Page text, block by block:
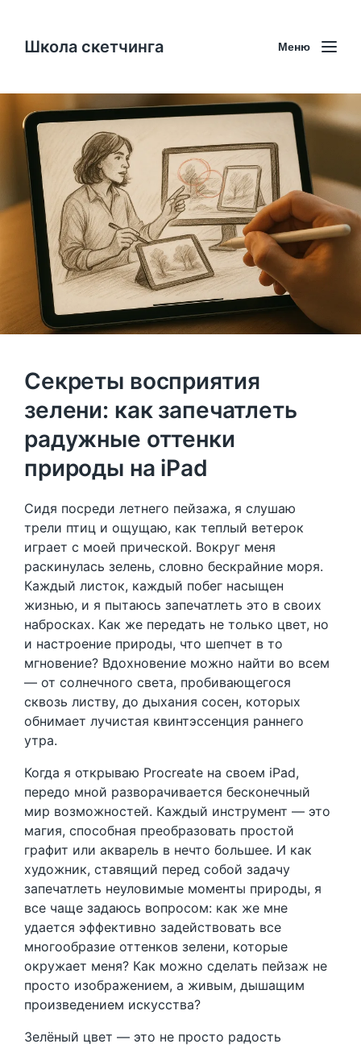
Школа скетчинга Меню
Секреты восприятия
зелени: как запечатлеть
радужные оттенки
природы на iPad
Сидя посреди летнего пейзажа, я слушаю
трели птиц и ощущаю, как теплый ветерок
играет с моей прической. Вокруг меня
раскинулась зелень, словно бескрайние моря.
Каждый листок, каждый побег насыщен
жизнью, и я пытаюсь запечатлеть это в своих
набросках. Как же передать не только цвет, но
и настроение природы, что шепчет в то
мгновение? Вдохновение можно найти во всем
— от солнечного света, пробивающегося
сквозь листву, до дыхания сосен, которых
обнимает лучистая квинтэссенция раннего
утра.
Когда я открываю Procreate на своем iPad,
передо мной разворачивается бесконечный
мир возможностей. Каждый инструмент — это
магия, способная преобразовать простой
графит или акварель в нечто большее. И как
художник, ставящий перед собой задачу
запечатлеть неуловимые моменты природы, я
все чаще задаюсь вопросом: как же мне
удается эффективно задействовать все
многообразие оттенков зелени, которые
окружает меня? Как можно сделать пейзаж не
просто изображением, а живым, дышащим
произведением искусства?
Зелёный цвет — это не просто радость